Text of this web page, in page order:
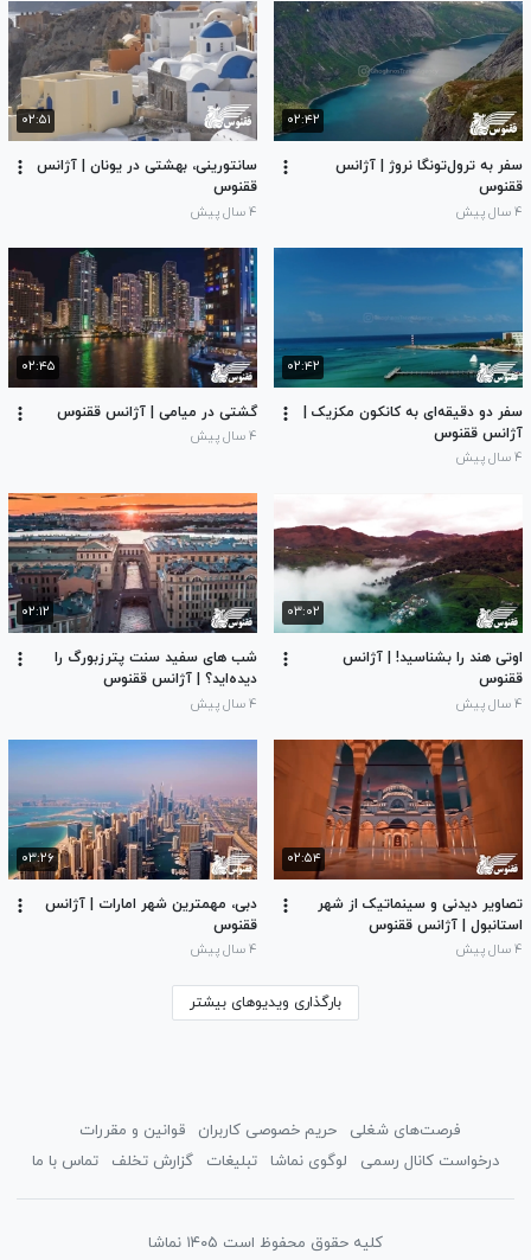
۰۲:۴۲
سفر به ترول‌تونگا نروژ | آژانس
ققنوس
۴ سال پیش
۰۲:۵۱
سانتورینی، بهشتی در یونان | آژانس
ققنوس
۴ سال پیش
۰۲:۴۲
سفر دو دقیقه‌ای به کانکون مکزیک |
آژانس ققنوس
۴ سال پیش
۰۲:۴۵
گشتی در میامی | آژانس ققنوس
۴ سال پیش
۰۳:۰۲
اوتی هند را بشناسید! | آژانس
ققنوس
۴ سال پیش
۰۲:۱۲
شب های سفید سنت پترزبورگ را
دیده‌اید؟ | آژانس ققنوس
۴ سال پیش
۰۲:۵۴
تصاویر دیدنی و سینماتیک از شهر
استانبول | آژانس ققنوس
۴ سال پیش
۰۳:۲۶
دبی، مهمترین شهر امارات | آژانس
ققنوس
۴ سال پیش
بارگذاری ویدیوهای بیشتر
کلیه حقوق محفوظ است ۱۴۰۵ نماشا
فرصت‌های شغلی حریم خصوصی کاربران
قوانین و مقررات
درخواست کانال رسمی
لوگوی نماشا تبلیغات گزارش تخلف تماس با ما